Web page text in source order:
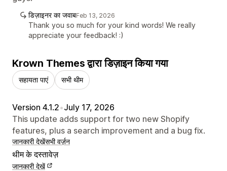
डिज़ाइनर का जवाबFeb 13, 2026
Thank you so much for your kind words! We really
appreciate your feedback! :)
Krown Themes द्वारा डिज़ाइन किया गया
सहायता पाएं सभी थीम
Version 4.1.2•July 17, 2026
This update adds support for two new Shopify
features, plus a search improvement and a bug fix.
जानकारी देखेंसभी वर्ज़न
थीम के दस्तावेज़
जानकारी देखें